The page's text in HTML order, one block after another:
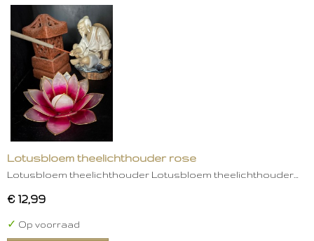
Lotusbloem theelichthouder rose
Lotusbloem theelichthouder Lotusbloem theelichthouder…
€ 12,99
✓ Op voorraad